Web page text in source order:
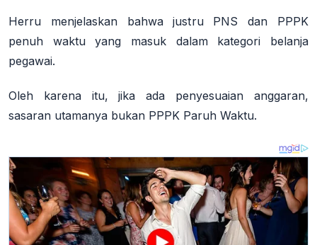
Herru menjelaskan bahwa justru PNS dan PPPK
penuh waktu yang masuk dalam kategori belanja
pegawai.
Oleh karena itu, jika ada penyesuaian anggaran,
sasaran utamanya bukan PPPK Paruh Waktu.